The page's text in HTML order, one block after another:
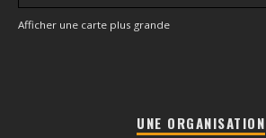
Afficher une carte plus grande
UNE ORGANISATION